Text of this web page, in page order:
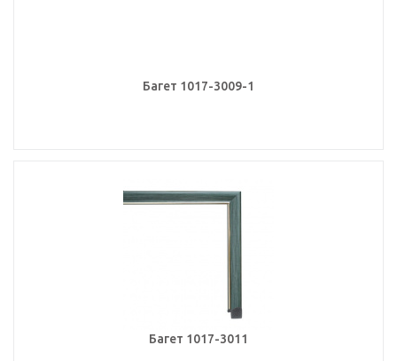
Багет 1017-3009-1
Багет 1017-3011